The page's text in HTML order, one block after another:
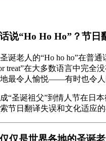
说“Ho Ho Ho”？节日
诞老人的“Ho ho ho”在普
treat”在大多数语言中完全
最令人愉悦——有时也令人
“圣诞祖父”到情人节在日
节日翻译失误和文化适应的